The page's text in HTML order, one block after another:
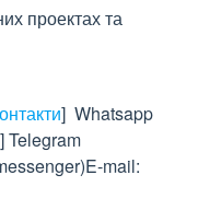
проектах та
] Whatsapp
]Telegram
mail: